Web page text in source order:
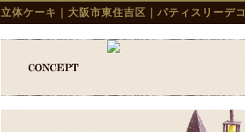
立体ケーキ｜大阪市東住吉区｜パティスリーデコ